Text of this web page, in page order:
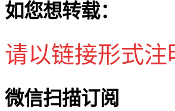
如您想转载：
请以链接形式注
微信扫描订阅